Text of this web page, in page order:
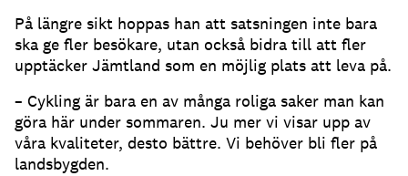
På längre sikt hoppas han att satsningen inte bara
ska ge fler besökare, utan också bidra till att fler
upptäcker Jämtland som en möjlig plats att leva på.
– Cykling är bara en av många roliga saker man kan
göra här under sommaren. Ju mer vi visar upp av
våra kvaliteter, desto bättre. Vi behöver bli fler på
landsbygden.